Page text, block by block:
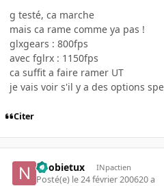
g testé, ca marche
mais ca rame comme ya pas !
glxgears : 800fps
avec fglrx : 1150fps
ca suffit a faire ramer UT
je vais voir s'il y a des options
Citer
noobietux INpactien
Posté(e) le 24 février 200620 a